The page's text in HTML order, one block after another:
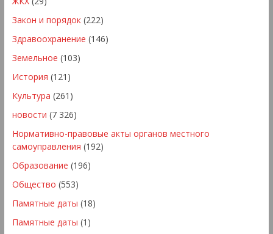
Закон и порядок(222)
Здравоохранение (146)
Земельное (103)
История (121)
Культура (261)
новости (7 326)
Нормативно-правовые акты органов местного
самоуправления (192)
Образование (196)
Общество (553)
Памятные даты (18)
Памятные даты (1)